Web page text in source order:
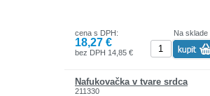
Na sklade
cena s DPH:
18,27 €
bez DPH 14,85 €
Nafukovačka v tvare srdca
211330